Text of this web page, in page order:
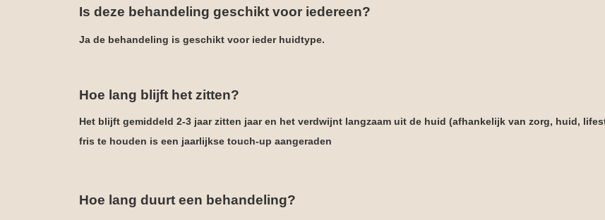
Is deze behandeling geschikt voor iedereen?
Ja de behandeling is geschikt voor ieder huidtype.
Hoe lang blijft het zitten?
Het blijft gemiddeld 2-3 jaar zitten jaar en het verdwijnt langzaam uit de huid (afhankelijk van zorg, huid,
fris te houden is een jaarlijkse touch-up aangeraden
Hoe lang duurt een behandeling?